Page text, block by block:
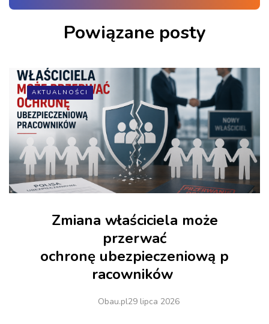
Powiązane posty
AKTUALNOŚCI
Zmiana właściciela może
przerwać
ochronę ubezpieczeniową p
racowników
Obau.pl29 lipca 2026